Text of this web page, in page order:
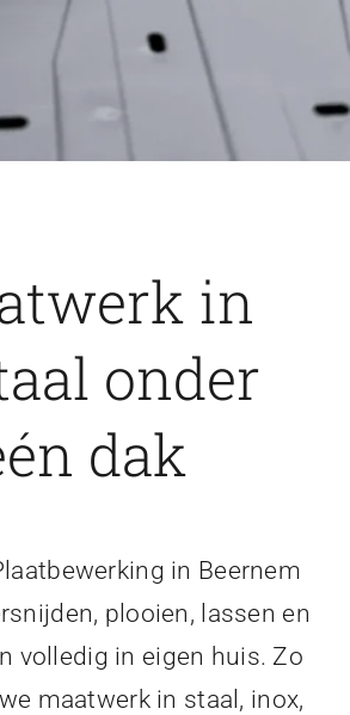
in
onder
dak
in Beernem
plooien, lassen en
volledig in eigen huis. Zo
maatwerk in staal, inox,